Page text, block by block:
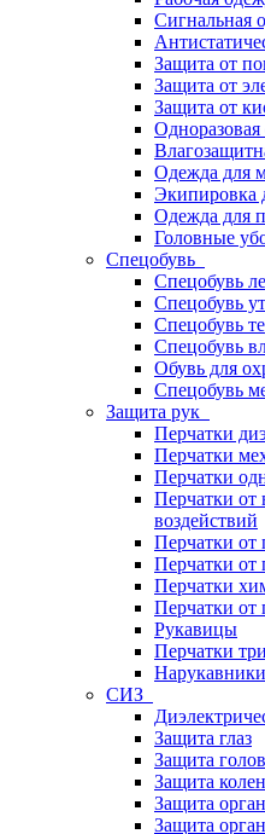
Сигнальная
Защита от
Защита от
Защита от
Одноразовая
Одежда для
Экипировка
Одежда для
Головные
Спецобувь
Спецобувь
Спецобувь
Спецобувь
Спецобувь
Обувь для
Спецобувь
Защита рук
Перчатки
Перчатки
Перчатки
Перчатки от
воздействий
Перчатки от
Перчатки от
Перчатки
Перчатки
Рукавицы
Перчатки
Нарукавники
СИЗ
Защита глаз
Защита
Защита
Защита
Защита